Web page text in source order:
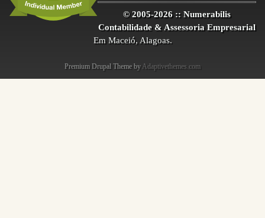
© 2005-2026 :: Numerabilis
Contabilidade & Assessoria Empresarial
Em Maceió, Alagoas.
Premium Drupal Theme by Adaptivethemes.com